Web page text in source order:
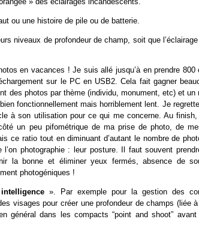
ou une histoire de pile ou de batterie.
niveaux de profondeur de champ, soit que
en vacances ! Je suis allé jusqu’à en prendre 800
sur le PC en USB2. Cela fait gagner
des photos par thème (individu, monument, etc) et un
fonctionnellement mais horriblement lent. Je
à son utilisation pour ce qui me concerne. Au
un peu pifométrique de ma prise de photo, de
ce ratio tout en diminuant d’autant le nombre de
photographie : leur posture. Il faut souvent
la bonne et éliminer yeux fermés, absence de
photogéniques !
intelligence». Par exemple pour la gestion des
visages pour créer une profondeur de champs (liée à
général dans les compacts “point and shoot”